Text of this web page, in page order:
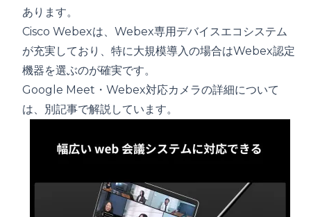
あります。
Cisco Webexは、Webex専用デバイスエコシステム
が充実しており、特に大規模導入の場合はWebex認定
機器を選ぶのが確実です。
Google Meet・Webex対応カメラの詳細について
は、別記事で解説しています。